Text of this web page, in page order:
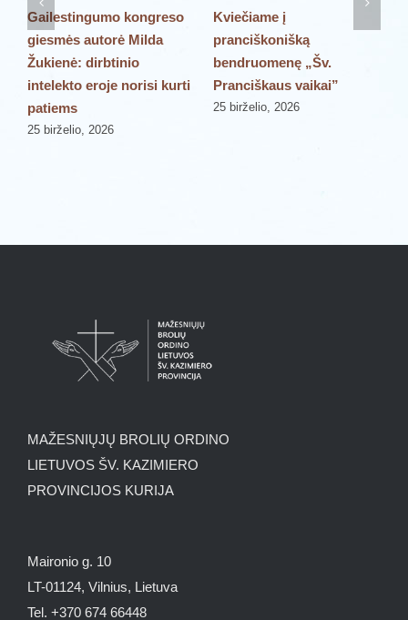
Gailestingumo kongreso
giesmės autorė Milda
Žukienė: dirbtinio
intelekto eroje norisi kurti
patiems
25 birželio, 2026
Kviečiame į
pranciškonišką
bendruomenę „Šv.
Pranciškaus vaikai”
25 birželio, 2026
MAŽESNIŲJŲ BROLIŲ ORDINO
LIETUVOS ŠV. KAZIMIERO
PROVINCIJOS KURIJA
Maironio g. 10
LT-01124, Vilnius, Lietuva
Tel. +370 674 66448